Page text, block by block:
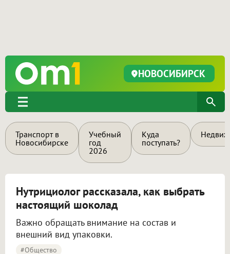
НОВОСИБИРСК
Транспорт в
Новосибирске
Учебный
год
2026
Куда
поступать?
Нутрициолог рассказала, как выбрать
настоящий шоколад
Важно обращать внимание на состав и
внешний вид упаковки.
#Общество